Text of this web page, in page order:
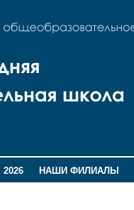
НАШИ ФИЛИАЛЫ